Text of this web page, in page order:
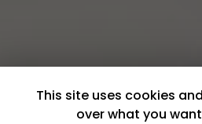
This site uses cookies
over what you